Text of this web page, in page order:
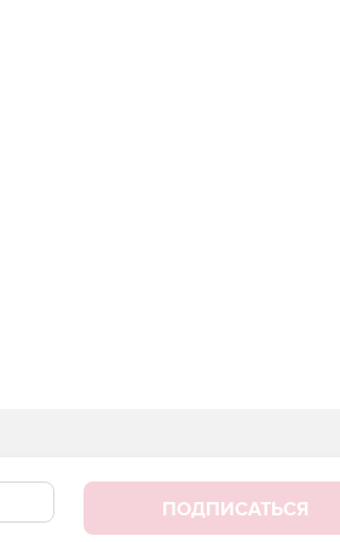
ПОДПИСАТЬСЯ